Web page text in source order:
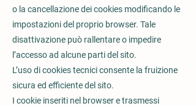
o la cancellazione dei cookies modificando le
impostazioni del proprio browser. Tale
disattivazione può rallentare o impedire
l’accesso ad alcune parti del sito.
L’uso di cookies tecnici consente la fruizione
sicura ed efficiente del sito.
I cookie inseriti nel browser e trasmessi